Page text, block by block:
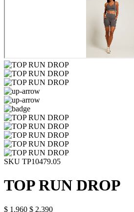
SKU TP10479.05
TOP RUN DROP
$ 1.960 $ 2.390